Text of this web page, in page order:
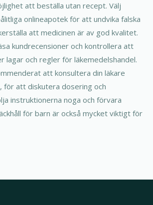
att beställa utan recept. Välj
onlineapotek för att undvika falska
att medicinen är av god kvalitet.
kundrecensioner och kontrollera att
lagar och regler för läkemedelshandel.
att konsultera din läkare
för att diskutera dosering och
instruktionerna noga och förvara
för barn är också mycket viktigt för